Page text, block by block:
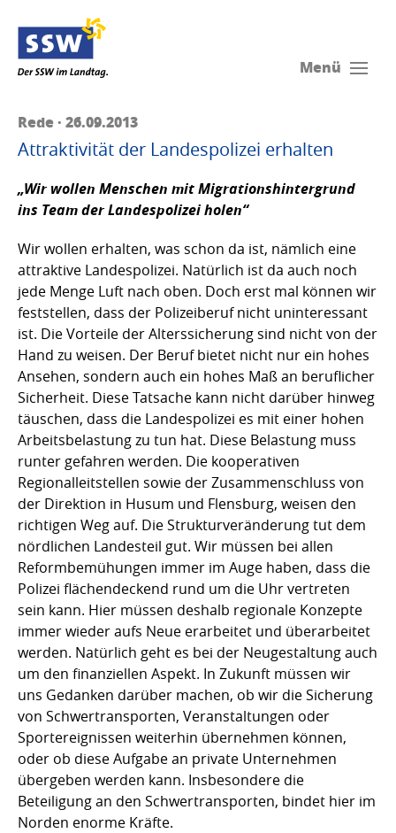
Menü
Rede · 26.09.2013
Attraktivität der Landespolizei erhalten
„Wir wollen Menschen mit Migrationshintergrund
ins Team der Landespolizei holen“
Wir wollen erhalten, was schon da ist, nämlich eine
attraktive Landespolizei. Natürlich ist da auch noch
jede Menge Luft nach oben. Doch erst mal können wir
feststellen, dass der Polizeiberuf nicht uninteressant
ist. Die Vorteile der Alterssicherung sind nicht von der
Hand zu weisen. Der Beruf bietet nicht nur ein hohes
Ansehen, sondern auch ein hohes Maß an beruflicher
Sicherheit. Diese Tatsache kann nicht darüber hinweg
täuschen, dass die Landespolizei es mit einer hohen
Arbeitsbelastung zu tun hat. Diese Belastung muss
runter gefahren werden. Die kooperativen
Regionalleitstellen sowie der Zusammenschluss von
der Direktion in Husum und Flensburg, weisen den
richtigen Weg auf. Die Strukturveränderung tut dem
nördlichen Landesteil gut. Wir müssen bei allen
Reformbemühungen immer im Auge haben, dass die
Polizei flächendeckend rund um die Uhr vertreten
sein kann. Hier müssen deshalb regionale Konzepte
immer wieder aufs Neue erarbeitet und überarbeitet
werden. Natürlich geht es bei der Neugestaltung auch
um den finanziellen Aspekt. In Zukunft müssen wir
uns Gedanken darüber machen, ob wir die Sicherung
von Schwertransporten, Veranstaltungen oder
Sportereignissen weiterhin übernehmen können,
oder ob diese Aufgabe an private Unternehmen
übergeben werden kann. Insbesondere die
Beteiligung an den Schwertransporten, bindet hier im
Norden enorme Kräfte.